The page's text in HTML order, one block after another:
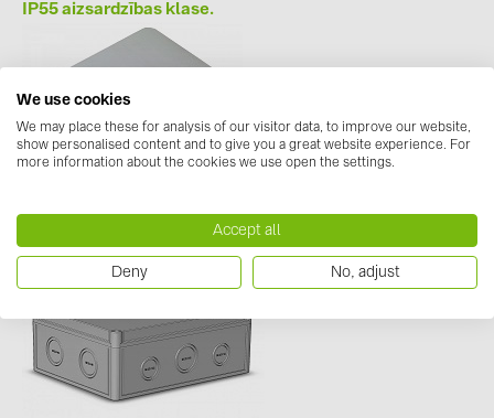
HUAWEI (53)
JAsolar (6)
JINKO (1)
LEADER (6)
LONGi Solar (5)
PROJOY (3)
PRYSMIAN DRAKA (18)
PYLONTECH (17)
QILOWATT (3)
SMA (1)
IP55 aizsardzības klase.
KP28XX - SĒRIJA nozarkārbas virsapmetuma montāžai,
IP65aizsardzības klase.
We use cookies
We may place these for analysis of our visitor data, to improve our website,
show personalised content and to give you a great website experience. For
more information about the cookies we use open the settings.
Accept all
Deny No, adjust